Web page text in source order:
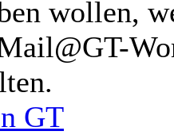
wollen,
GT